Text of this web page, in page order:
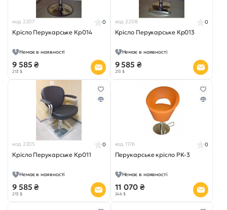
код 2207
Крісло Перукарське Кр014
0
Немає в наявності
9 585 ₴
213 $
код 2208
Крісло Перукарське Кр013
0
Немає в наявності
9 585 ₴
213 $
код 2205
Крісло Перукарське Кр011
0
Немає в наявності
9 585 ₴
213 $
код 1176
Перукарське крісло PK-3
0
Немає в наявності
11 070 ₴
246 $